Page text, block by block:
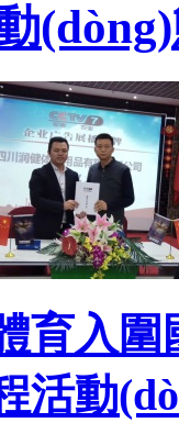
育入圍
活動